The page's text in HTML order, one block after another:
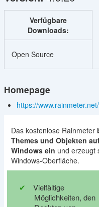
Verfügbare
Downloads:
Open Source
Homepage
https://www.rainmeter.net/
Das kostenlose Rainmeter
Themes und Objekten
Windows ein und erzeugt
Windows-Oberfläche.
Vielfältige
Möglichkeiten, den